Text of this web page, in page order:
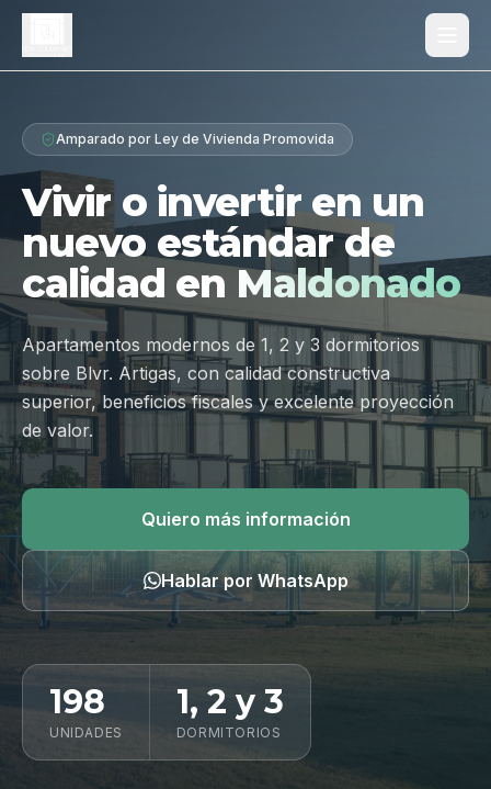
Proyecto
Diferenciales
Tipologías
Galería
Ubicación
Contacto
Hablar por WhatsApp
Amparado por Ley de Vivienda Promovida
Vivir o invertir en un
nuevo estándar de
calidad en Maldonado
Apartamentos modernos de 1, 2 y 3 dormitorios
sobre Blvr. Artigas, con calidad constructiva
superior, beneficios fiscales y excelente proyección
de valor.
Quiero más información
Hablar por WhatsApp
198
UNIDADES
1, 2 y 3
DORMITORIOS